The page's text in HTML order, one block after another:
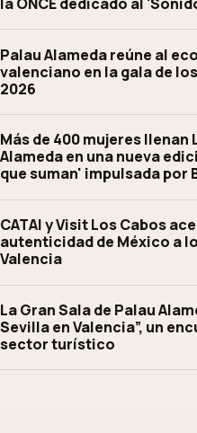
Palau Alameda reúne al
valenciano en la gala de
2026
Más de 400 mujeres llenan
Alameda en una nueva
que suman' impulsada por
CATAI y Visit Los Cabos
autenticidad de México a
Valencia
La Gran Sala de Palau
Sevilla en Valencia”, un
sector turístico